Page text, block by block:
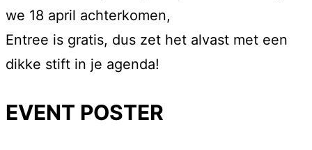
we 18 april achterkomen,
Entree is gratis, dus zet het alvast met een
dikke stift in je agenda!
EVENT POSTER